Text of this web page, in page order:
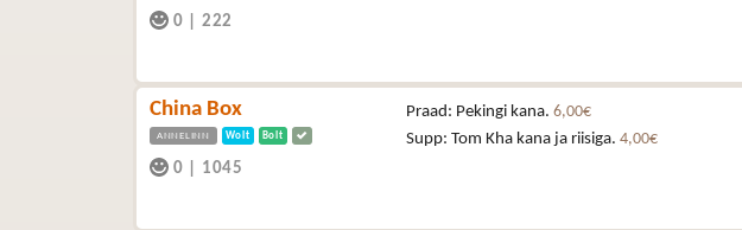
0 222
China Box
ANNELINN Wolt Bolt
0 1045
Praad: Pekingi kana. 6,00€
Supp: Tom Kha kana ja riisiga. 4,00€